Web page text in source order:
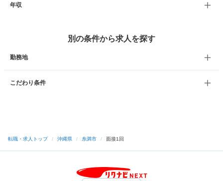
年収
別の条件から求人を探す
勤務地
こだわり条件
転職・求人トップ / 沖縄県 / 糸満市 / 面接1回